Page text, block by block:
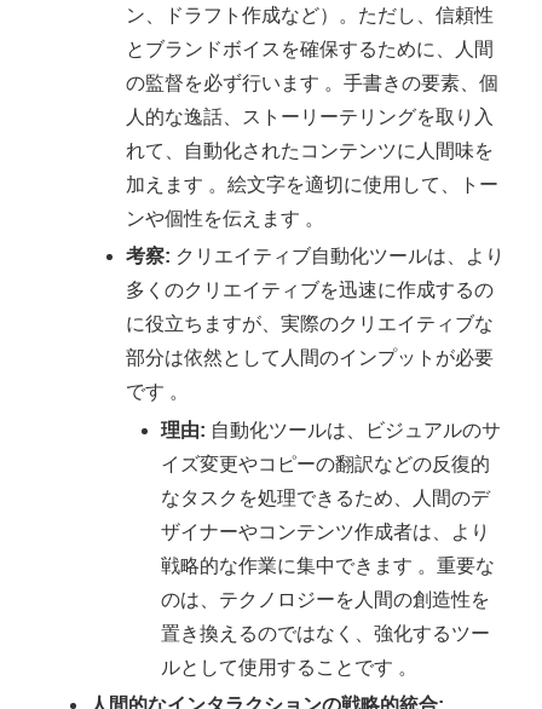
ン、ドラフト作成など）。ただし、信頼性
とブランドボイスを確保するために、人間
の監督を必ず行います 。手書きの要素、個
人的な逸話、ストーリーテリングを取り入
れて、自動化されたコンテンツに人間味を
加えます 。絵文字を適切に使用して、トー
ンや個性を伝えます 。
考察: クリエイティブ自動化ツールは、より
多くのクリエイティブを迅速に作成するの
に役立ちますが、実際のクリエイティブな
部分は依然として人間のインプットが必要
です 。
理由: 自動化ツールは、ビジュアルのサ
イズ変更やコピーの翻訳などの反復的
なタスクを処理できるため、人間のデ
ザイナーやコンテンツ作成者は、より
戦略的な作業に集中できます 。重要な
のは、テクノロジーを人間の創造性を
置き換えるのではなく、強化するツー
ルとして使用することです 。
人間的なインタラクションの戦略的統合: